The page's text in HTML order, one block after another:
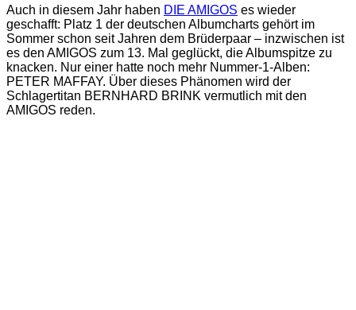
Auch in diesem Jahr haben DIE AMIGOS es wieder
geschafft: Platz 1 der deutschen Albumcharts gehört im
Sommer schon seit Jahren dem Brüderpaar – inzwischen ist
es den AMIGOS zum 13. Mal geglückt, die Albumspitze zu
knacken. Nur einer hatte noch mehr Nummer-1-Alben:
PETER MAFFAY. Über dieses Phänomen wird der
Schlagertitan BERNHARD BRINK vermutlich mit den
AMIGOS reden.